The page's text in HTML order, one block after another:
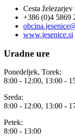
Cesta železarjev
+386 (0)4 5869
www.jesenice.si
Uradne ure
Ponedeljek, Torek:
8:00 - 12:00, 13:00 -
Sreda:
8:00 - 12:00, 13:00 -
Petek:
8:00 - 13:00